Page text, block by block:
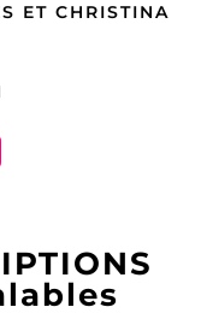
ET CHRISTINA